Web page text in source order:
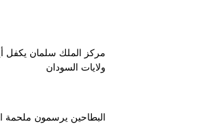
مركز الملك سلمان يكفل
ولايات السودان
البطاحين يرسمون ملحمة